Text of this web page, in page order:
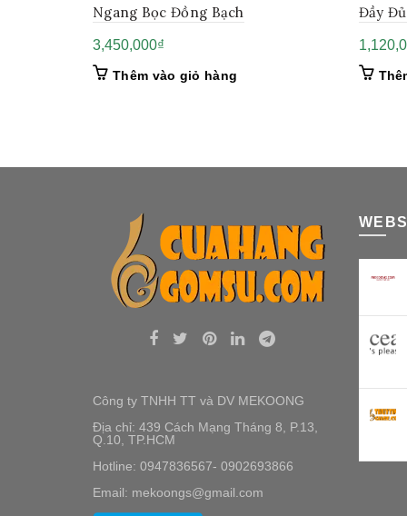
Ngang Bọc Đồng Bạch
3,450,000₫
Thêm vào giỏ hàng
Đầy
Công ty TNHH TT và DV MEKOONG
Địa chỉ: 439 Cách Mạng Tháng 8, P.13,
Q.10, TP.HCM
Hotline: 0947836567- 0902693866
Email: mekoongs@gmail.com